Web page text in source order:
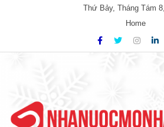
Thứ Bảy, Tháng Tám
Home